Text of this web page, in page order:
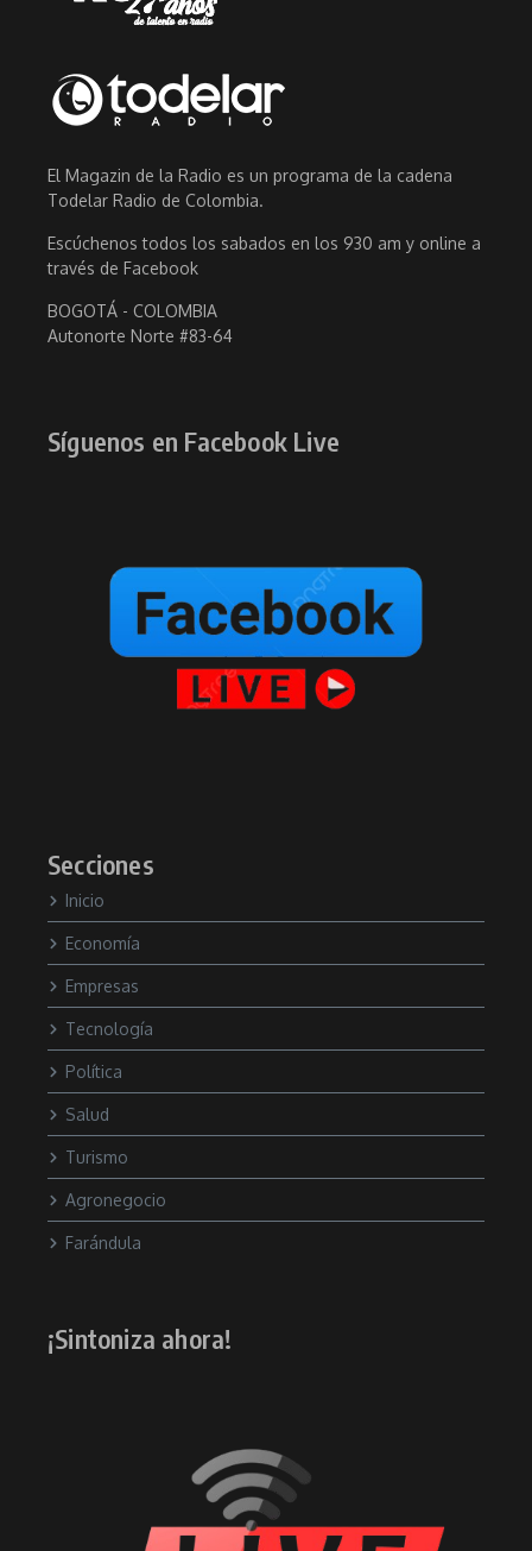
El Magazin de la Radio es un programa de la cadena
Todelar Radio de Colombia.
Escúchenos todos los sabados en los 930 am y online a
través de Facebook
BOGOTÁ - COLOMBIA
Autonorte Norte #83-64
Síguenos en Facebook Live
Secciones
Inicio
Economía
Empresas
Tecnología
Política
Salud
Turismo
Agronegocio
Farándula
¡Sintoniza ahora!